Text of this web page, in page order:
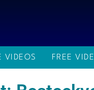
VIDEOS FREE